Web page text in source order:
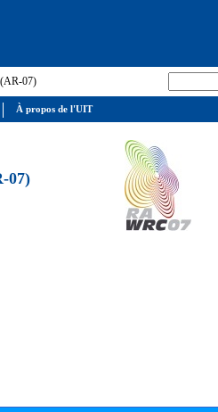
(AR-07)
07)
À propos de l'UIT